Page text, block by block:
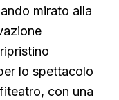
mirato alla
lo spettacolo
con una